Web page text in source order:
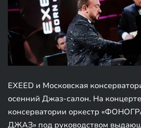
EXEED и Московская
осенний Джаз-салон. На
консерватории оркестр
ДЖАЗ» под руководством